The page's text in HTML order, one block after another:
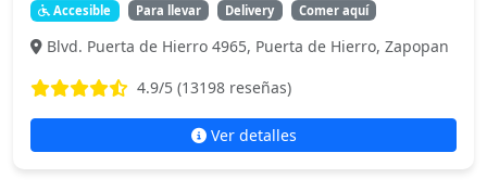
Accesible Para llevar Delivery Comer aquí
Blvd. Puerta de Hierro 4965, Puerta de Hierro, Zapopan
4.9/5 (13198 reseñas)
Ver detalles